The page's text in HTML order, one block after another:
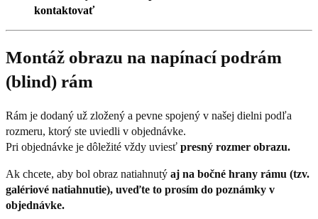
kontaktovať
Montáž obrazu na napínací podrám
(blind) rám
Rám je dodaný už zložený a pevne spojený v našej dielni podľa
rozmeru, ktorý ste uviedli v objednávke.
Pri objednávke je dôležité vždy uviesť presný rozmer obrazu.
Ak chcete, aby bol obraz natiahnutý aj na bočné hrany rámu (tzv.
galériové natiahnutie), uveďte to prosím do poznámky v
objednávke.